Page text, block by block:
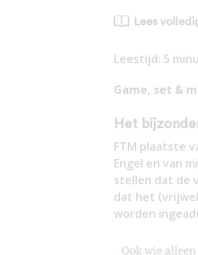
Lees
Leestijd: 5
Game, set &
Het
FTM plaatste
Engel en van
stellen dat de
dat het
worden